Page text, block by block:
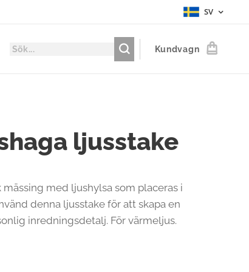
SV
Kundvagn
ljusstake
mässing med ljushylsa som placeras i
denna ljusstake för att skapa en
inredningsdetalj. För värmeljus.